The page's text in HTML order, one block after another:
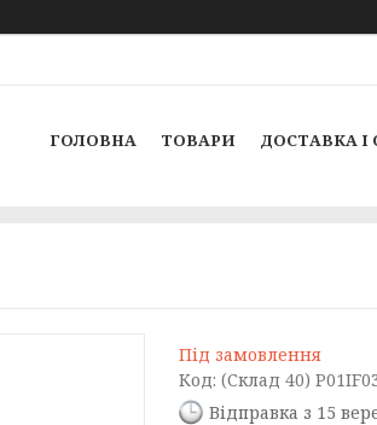
ГОЛОВНА ТОВАРИ ДОСТАВКА І
Під замовлення
Код: (Склад 40)
Відправка з 15